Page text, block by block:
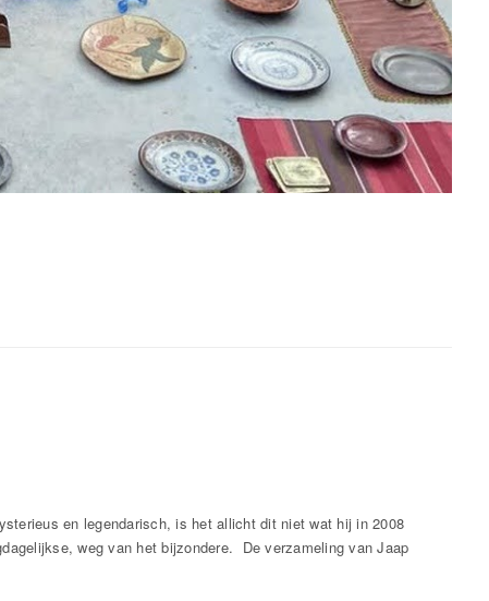
en legendarisch, is het allicht dit niet wat hij in 2008
weg van het bijzondere. De verzameling van Jaap